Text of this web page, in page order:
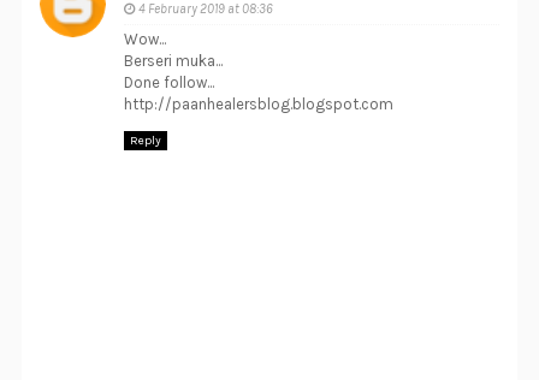
4 February 2019 at 08:36
Wow...
Berseri muka...
Done follow...
http://paanhealersblog.blogspot.com
Reply